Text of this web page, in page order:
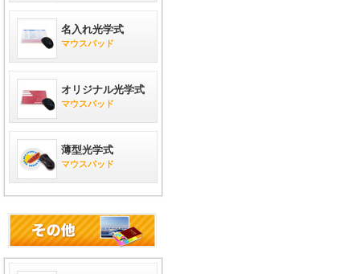
名入れ光学式
マウスパッド
オリジナル光学式
マウスパッド
薄型光学式
マウスパッド